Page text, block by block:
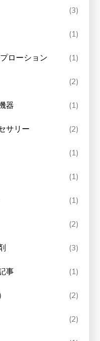
(3)
(1)
ローション (1)
(2)
器 (1)
サリー (2)
(1)
(1)
(1)
(2)
(3)
事 (1)
(2)
(2)